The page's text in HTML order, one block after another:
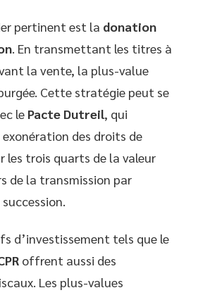
pertinent est la donation
. En transmettant les titres à
la vente, la plus-value
Cette stratégie peut se
le Pacte Dutreil, qui
des droits de
les trois quarts de la valeur
de la transmission par
d’investissement tels que le
offrent aussi des
Les plus-values